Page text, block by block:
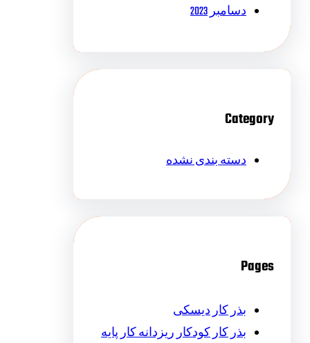
دسامبر 2023
Category
دسته بندی نشده
Pages
بذر کار دیسکی
بذر کار کودکار ریزدانه کار پایه